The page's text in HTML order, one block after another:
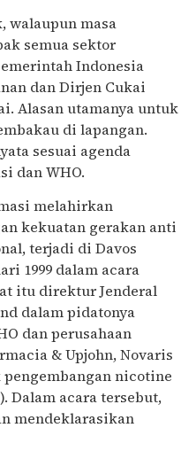
walaupun masa
semua sektor
Indonesia
dan Dirjen Cukai
Alasan utamanya untuk
di lapangan.
sesuai agenda
dan WHO.
melahirkan
kekuatan gerakan anti
terjadi di Davos
1999 dalam acara
itu direktur Jenderal
dalam pidatonya
dan perusahaan
& Upjohn, Novaris
nicotine
Dalam acara tersebut,
mendeklarasikan